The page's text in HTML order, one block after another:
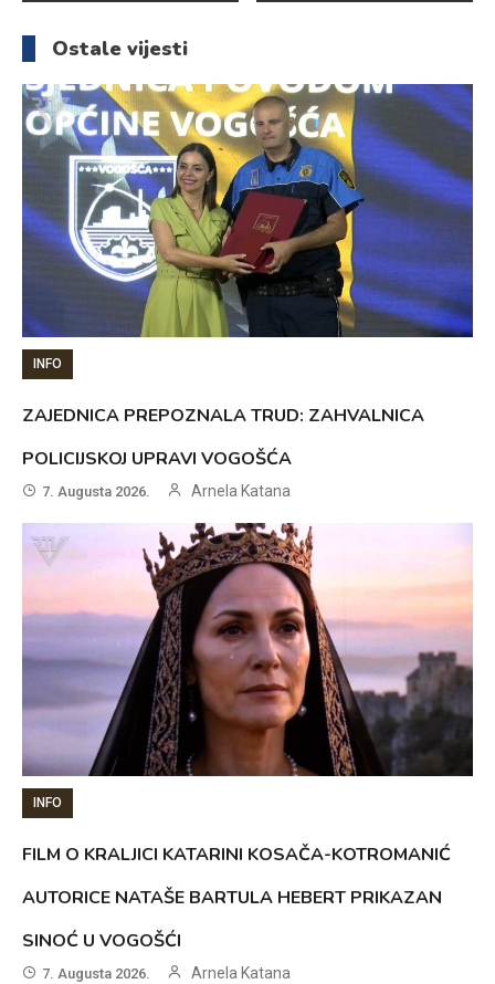
članaka
Ostale vijesti
INFO
ZAJEDNICA PREPOZNALA TRUD: ZAHVALNICA
POLICIJSKOJ UPRAVI VOGOŠĆA
7. Augusta 2026. Arnela Katana
INFO
FILM O KRALJICI KATARINI KOSAČA-KOTROMANIĆ
AUTORICE NATAŠE BARTULA HEBERT PRIKAZAN
SINOĆ U VOGOŠĆI
7. Augusta 2026. Arnela Katana